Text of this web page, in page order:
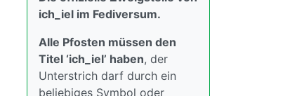
ich_iel im Fediversum.
Alle Pfosten müssen den
Titel ‘ich_iel’ haben, der
Unterstrich darf durch ein
beliebiges Symbol oder